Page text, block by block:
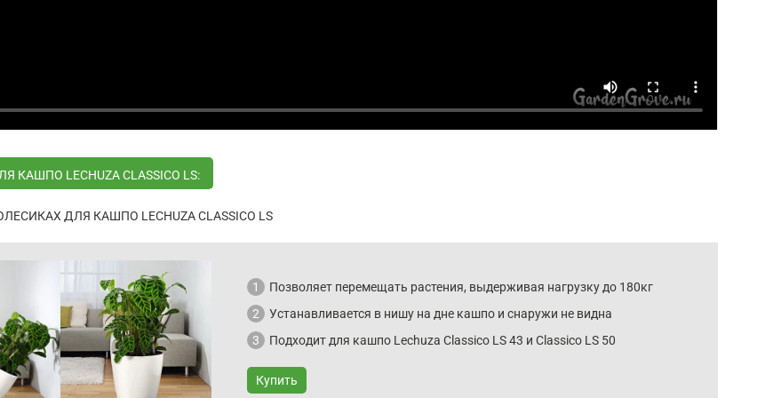
КАШПО LECHUZA CLASSICO LS:
ДЛЯ КАШПО LECHUZA CLASSICO LS
1
Позволяет перемещать растения, выдерживая нагрузку до 180кг
2
Устанавливается в нишу на дне кашпо и снаружи не видна
3
Подходит для кашпо Lechuza Classico LS 43 и Classico LS 50
Купить